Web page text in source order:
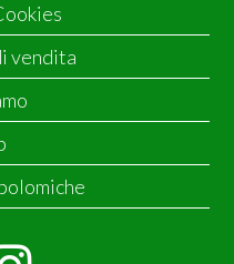
vendita